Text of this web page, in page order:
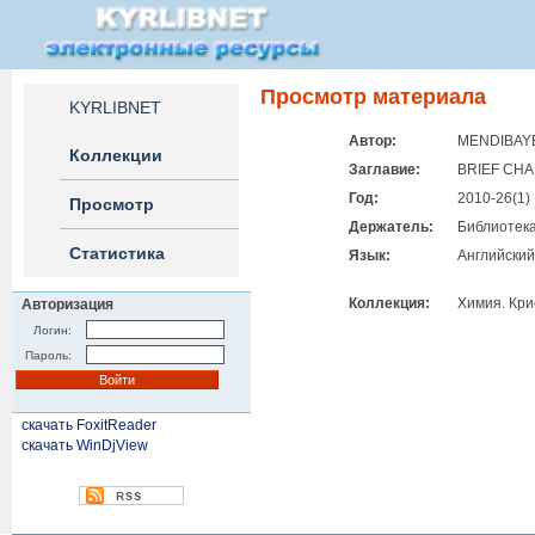
KYRLIBNET
Коллекции
Просмотр
Статистика
Авторизация
Логин:
Пароль:
скачать FoxitReader
скачать WinDjView
Просмотр материала
Автор:
Заглавие:
ВRIEF
Год:
2010-26(1)
Держатель:
Язык:
Английский
Коллекция: Химия.